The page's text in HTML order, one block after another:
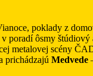
poklady z
poradí ôsmy štúdiový
metalovej scény
prichádzajú Medvede